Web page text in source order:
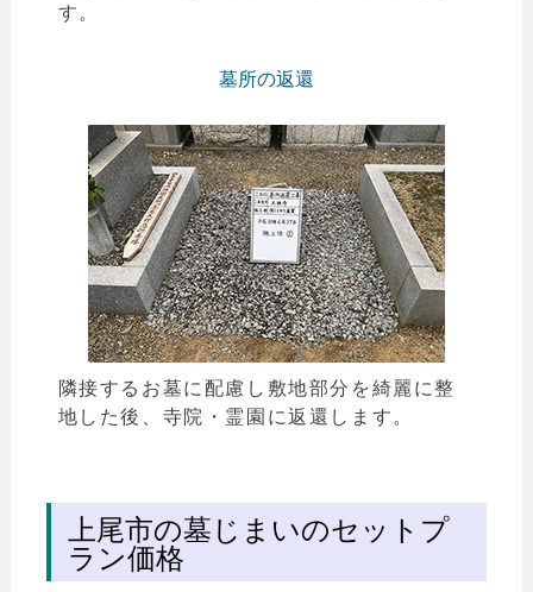
す。
墓所の返還
隣接するお墓に配慮し敷地部分を綺麗に整
地した後、寺院・霊園に返還します。
上尾市の墓じまいのセットプ
ラン価格